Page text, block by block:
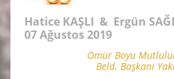
Hatice KAŞLI & Ergün
07 Ağustos 2019
Ömür Boyu
Beld. Başkanı